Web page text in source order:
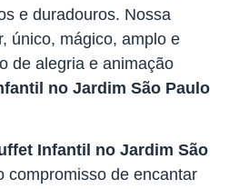
e duradouros. Nossa
único, mágico, amplo e
de alegria e animação
no Jardim São Paulo
Infantil no Jardim São
compromisso de encantar